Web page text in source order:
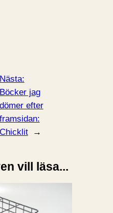
Nästa:
Böcker jag
dömer efter
framsidan:
Chicklit
→
vill läsa...